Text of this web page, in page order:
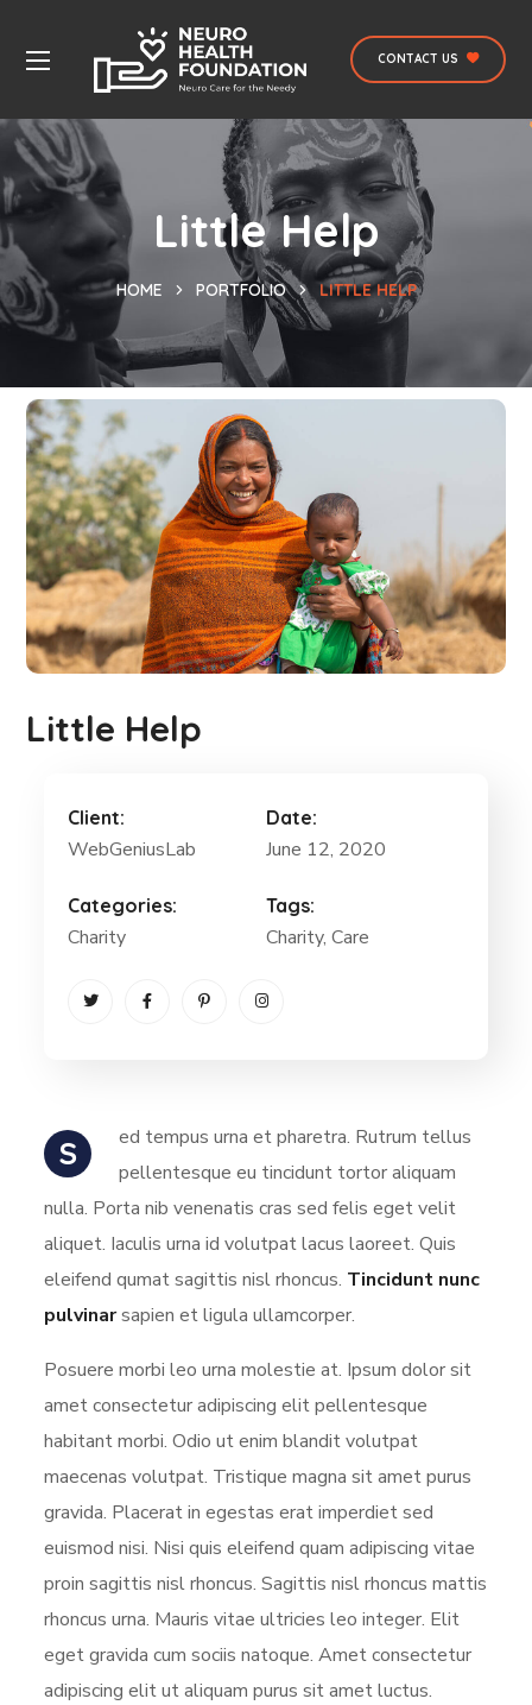
CONTACT US
Little Help
HOME PORTFOLIO LITTLE HELP
Little Help
S
ed tempus urna et pharetra. Rutrum tellus
pellentesque eu tincidunt tortor aliquam
nulla. Porta nib venenatis cras sed felis eget velit
aliquet. Iaculis urna id volutpat lacus laoreet. Quis
eleifend qumat sagittis nisl rhoncus. Tincidunt nunc
pulvinarsapien et ligula ullamcorper.
Posuere morbi leo urna molestie at. Ipsum dolor sit
amet consectetur adipiscing elit pellentesque
habitant morbi. Odio ut enim blandit volutpat
maecenas volutpat. Tristique magna sit amet purus
gravida. Placerat in egestas erat imperdiet sed
euismod nisi. Nisi quis eleifend quam adipiscing vitae
proin sagittis nisl rhoncus. Sagittis nisl rhoncus mattis
rhoncus urna. Mauris vitae ultricies leo integer. Elit
eget gravida cum sociis natoque. Amet consectetur
adipiscing elit ut aliquam purus sit amet luctus.
Client:
WebGeniusLab
Date:
June 12, 2020
Categories:
Charity
Tags:
Charity, Care